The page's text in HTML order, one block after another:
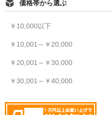
価格帯から選ぶ
￥10,000以下
￥10,001～￥20,000
￥20,001～￥30,000
￥30,001～￥40,000